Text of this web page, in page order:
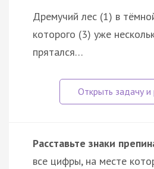
Дремучий лес (1) в
которого (3) уже
прятался…
Расставьте знаки
все цифры, на месте